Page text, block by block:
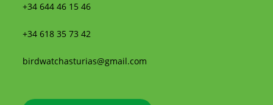
+34 644 46 15 46
+34 618 35 73 42
birdwatchasturias@gmail.com